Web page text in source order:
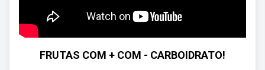
FRUTAS COM + COM - CARBOIDRATO!